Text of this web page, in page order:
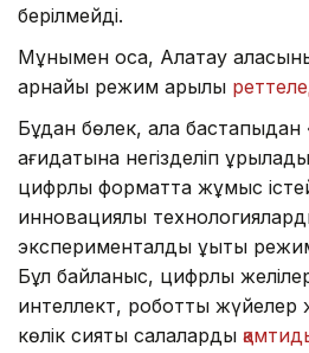
берілмейді.
Мұнымен қоса, Алатау
арнайы режим арқылы
Бұдан бөлек, қала
қағидатына негізделіп
цифрлық форматта жұмыс
инновациялық
эксперименталды құқықтық
Бұл байланыс, цифрлық
интеллект, роботтық
көлік сияқты салаларды